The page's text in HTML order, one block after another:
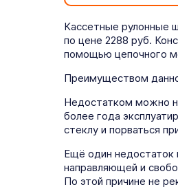
Кассетные рулонные
по цене 2288 руб.
помощью цепочного
Преимуществом
Недостатком можно
более года
стеклу и порваться
Ещё один
направляющей и
По этой причине не